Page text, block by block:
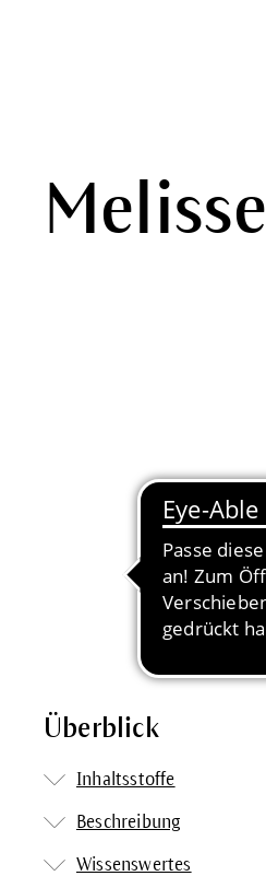
Melisse
Überblick
Inhaltsstoffe
Beschreibung
Wissenswertes